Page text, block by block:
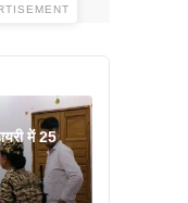
में 25